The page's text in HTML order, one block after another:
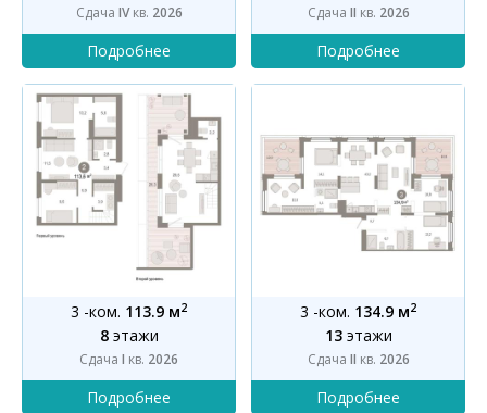
Сдача IVкв. 2026 Сдача II кв. 2026
3 -ком. 113.9 м2
8этажи
Сдача I кв. 2026
3 -ком. 134.9 м2
13этажи
Сдача II кв. 2026